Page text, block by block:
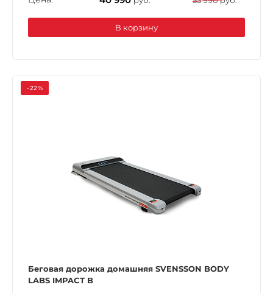
В корзину
-22%
Беговая дорожка домашняя SVENSSON BODY
LABS IMPACT B